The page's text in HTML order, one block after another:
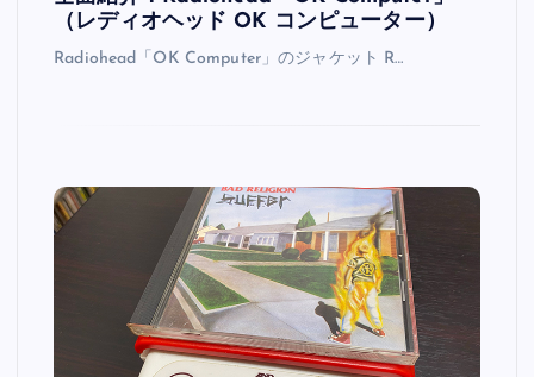
（レディオヘッド OK コンピューター）
Radiohead「OK Computer」のジャケット R…